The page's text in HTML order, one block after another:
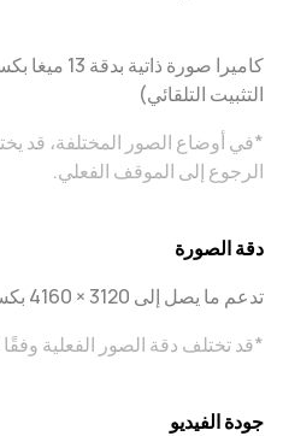
التثبيت التلقائي)
*في أوضاع الصور المختلفة، قد
الرجوع إلى الموقف الفعلي.
دقة الصورة
تدعم ما يصل إلى ‎4160 × 3120 بكسل
*قد تختلف دقة الصور الفعلية
جودة الفيديو